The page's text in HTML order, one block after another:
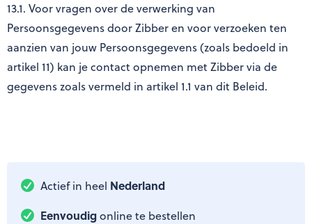
13.1. Voor vragen over de verwerking van
Persoonsgegevens door Zibber en voor verzoeken ten
aanzien van jouw Persoonsgegevens (zoals bedoeld in
artikel 11) kan je contact opnemen met Zibber via de
gegevens zoals vermeld in artikel 1.1 van dit Beleid.
Actief in heel Nederland
Eenvoudigonline te bestellen